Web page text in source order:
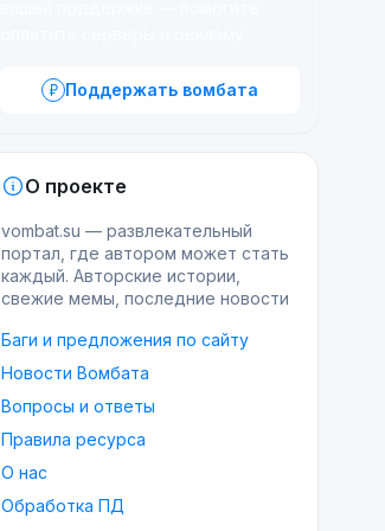
Поддержать вомбата
О проекте
vombat.su — развлекательный
портал, где автором может стать
каждый. Авторские истории,
свежие мемы, последние новости
Баги и предложения по сайту
Новости Вомбата
Вопросы и ответы
Правила ресурса
О нас
Обработка ПД